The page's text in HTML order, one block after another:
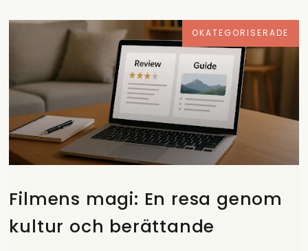
OKATEGORISERADE
Filmens magi: En resa genom
kultur och berättande